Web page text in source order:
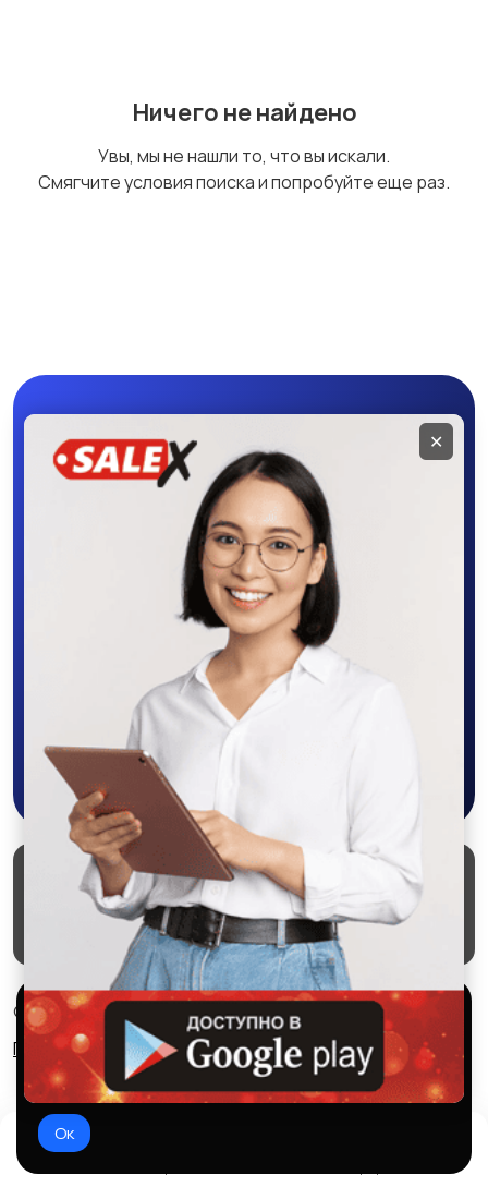
Ничего не найдено
Увы, мы не нашли то, что вы искали.
Смягчите условия поиска и попробуйте еще раз.
Мобильное
приложение
Скачайте приложение в Google Play –
крутите колесо фортуны, выигрывайте
бонусы, удобно ищите и размещайте
объявления - все это в нашем мобильном
приложении SALEX!
Скачать в Google Play
Маркеты Блог
О проекте
Служба поддержки
Удаление аккаунта
Партнерка
© 2026 SALEX МАРКЕТ
Правила сервиса
Конфиденциальность
Используем куки и рекомендательные
технологии
Это чтобы сайт работал лучше. Оставаясь с нами, вы
соглашаетесь на использование файлов куки.
Ок
✕